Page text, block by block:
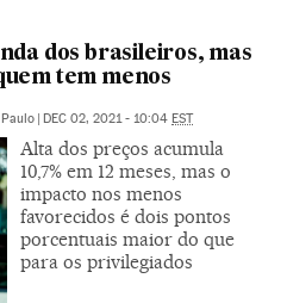
dos brasileiros, mas
tem menos
DEC 02, 2021 - 10:04 EST
Alta dos preços acumula
10,7% em 12 meses, mas o
impacto nos menos
favorecidos é dois pontos
porcentuais maior do que
para os privilegiados